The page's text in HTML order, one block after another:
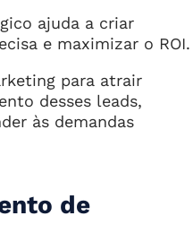
ajuda a criar
e maximizar o ROI.
para atrair
desses leads,
às demandas
de